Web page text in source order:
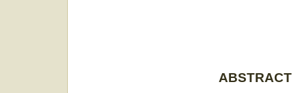
ABSTRACT